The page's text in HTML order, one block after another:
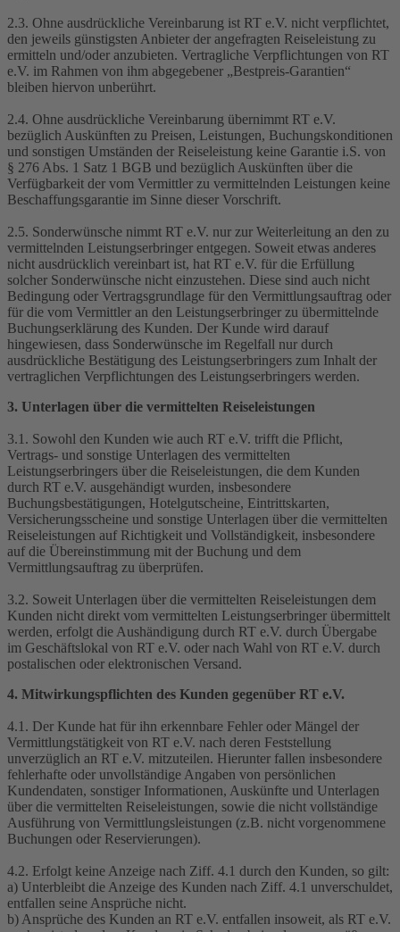
2.3. Ohne ausdrückliche Vereinbarung ist RT e.V. nicht verpflichtet,
den jeweils günstigsten Anbieter der angefragten Reiseleistung zu
ermitteln und/oder anzubieten. Vertragliche Verpflichtungen von RT
e.V. im Rahmen von ihm abgegebener „Bestpreis-Garantien“
bleiben hiervon unberührt.
2.4. Ohne ausdrückliche Vereinbarung übernimmt RT e.V.
bezüglich Auskünften zu Preisen, Leistungen, Buchungskonditionen
und sonstigen Umständen der Reiseleistung keine Garantie i.S. von
§ 276 Abs. 1 Satz 1 BGB und bezüglich Auskünften über die
Verfügbarkeit der vom Vermittler zu vermittelnden Leistungen keine
Beschaffungsgarantie im Sinne dieser Vorschrift.
2.5. Sonderwünsche nimmt RT e.V. nur zur Weiterleitung an den zu
vermittelnden Leistungserbringer entgegen. Soweit etwas anderes
nicht ausdrücklich vereinbart ist, hat RT e.V. für die Erfüllung
solcher Sonderwünsche nicht einzustehen. Diese sind auch nicht
Bedingung oder Vertragsgrundlage für den Vermittlungsauftrag oder
für die vom Vermittler an den Leistungserbringer zu übermittelnde
Buchungserklärung des Kunden. Der Kunde wird darauf
hingewiesen, dass Sonderwünsche im Regelfall nur durch
ausdrückliche Bestätigung des Leistungserbringers zum Inhalt der
vertraglichen Verpflichtungen des Leistungserbringers werden.
3. Unterlagen über die vermittelten Reiseleistungen
3.1. Sowohl den Kunden wie auch RT e.V. trifft die Pflicht,
Vertrags- und sonstige Unterlagen des vermittelten
Leistungserbringers über die Reiseleistungen, die dem Kunden
durch RT e.V. ausgehändigt wurden, insbesondere
Buchungsbestätigungen, Hotelgutscheine, Eintrittskarten,
Versicherungsscheine und sonstige Unterlagen über die vermittelten
Reiseleistungen auf Richtigkeit und Vollständigkeit, insbesondere
auf die Übereinstimmung mit der Buchung und dem
Vermittlungsauftrag zu überprüfen.
3.2. Soweit Unterlagen über die vermittelten Reiseleistungen dem
Kunden nicht direkt vom vermittelten Leistungserbringer übermittelt
werden, erfolgt die Aushändigung durch RT e.V. durch Übergabe
im Geschäftslokal von RT e.V. oder nach Wahl von RT e.V. durch
postalischen oder elektronischen Versand.
4. Mitwirkungspflichten des Kunden gegenüber RT e.V.
4.1. Der Kunde hat für ihn erkennbare Fehler oder Mängel der
Vermittlungstätigkeit von RT e.V. nach deren Feststellung
unverzüglich an RT e.V. mitzuteilen. Hierunter fallen insbesondere
fehlerhafte oder unvollständige Angaben von persönlichen
Kundendaten, sonstiger Informationen, Auskünfte und Unterlagen
über die vermittelten Reiseleistungen, sowie die nicht vollständige
Ausführung von Vermittlungsleistungen (z.B. nicht vorgenommene
Buchungen oder Reservierungen).
4.2. Erfolgt keine Anzeige nach Ziff. 4.1 durch den Kunden, so gilt:
a) Unterbleibt die Anzeige des Kunden nach Ziff. 4.1 unverschuldet,
entfallen seine Ansprüche nicht.
b) Ansprüche des Kunden an RT e.V. entfallen insoweit, als RT e.V.